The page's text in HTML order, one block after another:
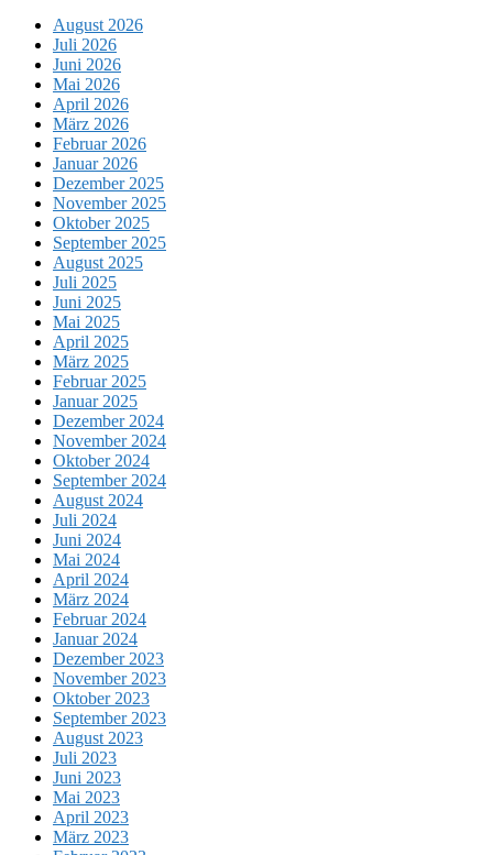
August 2026
Juli 2026
Juni 2026
Mai 2026
April 2026
März 2026
Februar 2026
Januar 2026
Dezember 2025
November 2025
Oktober 2025
September 2025
August 2025
Juli 2025
Juni 2025
Mai 2025
April 2025
März 2025
Februar 2025
Januar 2025
Dezember 2024
November 2024
Oktober 2024
September 2024
August 2024
Juli 2024
Juni 2024
Mai 2024
April 2024
März 2024
Februar 2024
Januar 2024
Dezember 2023
November 2023
Oktober 2023
September 2023
August 2023
Juli 2023
Juni 2023
Mai 2023
April 2023
März 2023